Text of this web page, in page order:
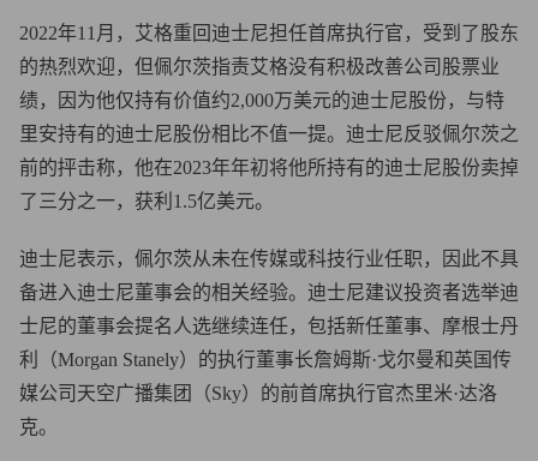
2022年11月，艾格重回迪士尼担任首席执行官，受到了股东
的热烈欢迎，但佩尔茨指责艾格没有积极改善公司股票业
绩，因为他仅持有价值约2,000万美元的迪士尼股份，与特
里安持有的迪士尼股份相比不值一提。迪士尼反驳佩尔茨之
前的抨击称，他在2023年年初将他所持有的迪士尼股份卖掉
了三分之一，获利1.5亿美元。
迪士尼表示，佩尔茨从未在传媒或科技行业任职，因此不具
备进入迪士尼董事会的相关经验。迪士尼建议投资者选举迪
士尼的董事会提名人选继续连任，包括新任董事、摩根士丹
利（Morgan Stanely）的执行董事长詹姆斯·戈尔曼和英国传
媒公司天空广播集团（Sky）的前首席执行官杰里米·达洛
克。